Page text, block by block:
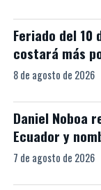
Feriado del 10
costará más
8 de agosto de 2026
Daniel Noboa
Ecuador y
7 de agosto de 2026